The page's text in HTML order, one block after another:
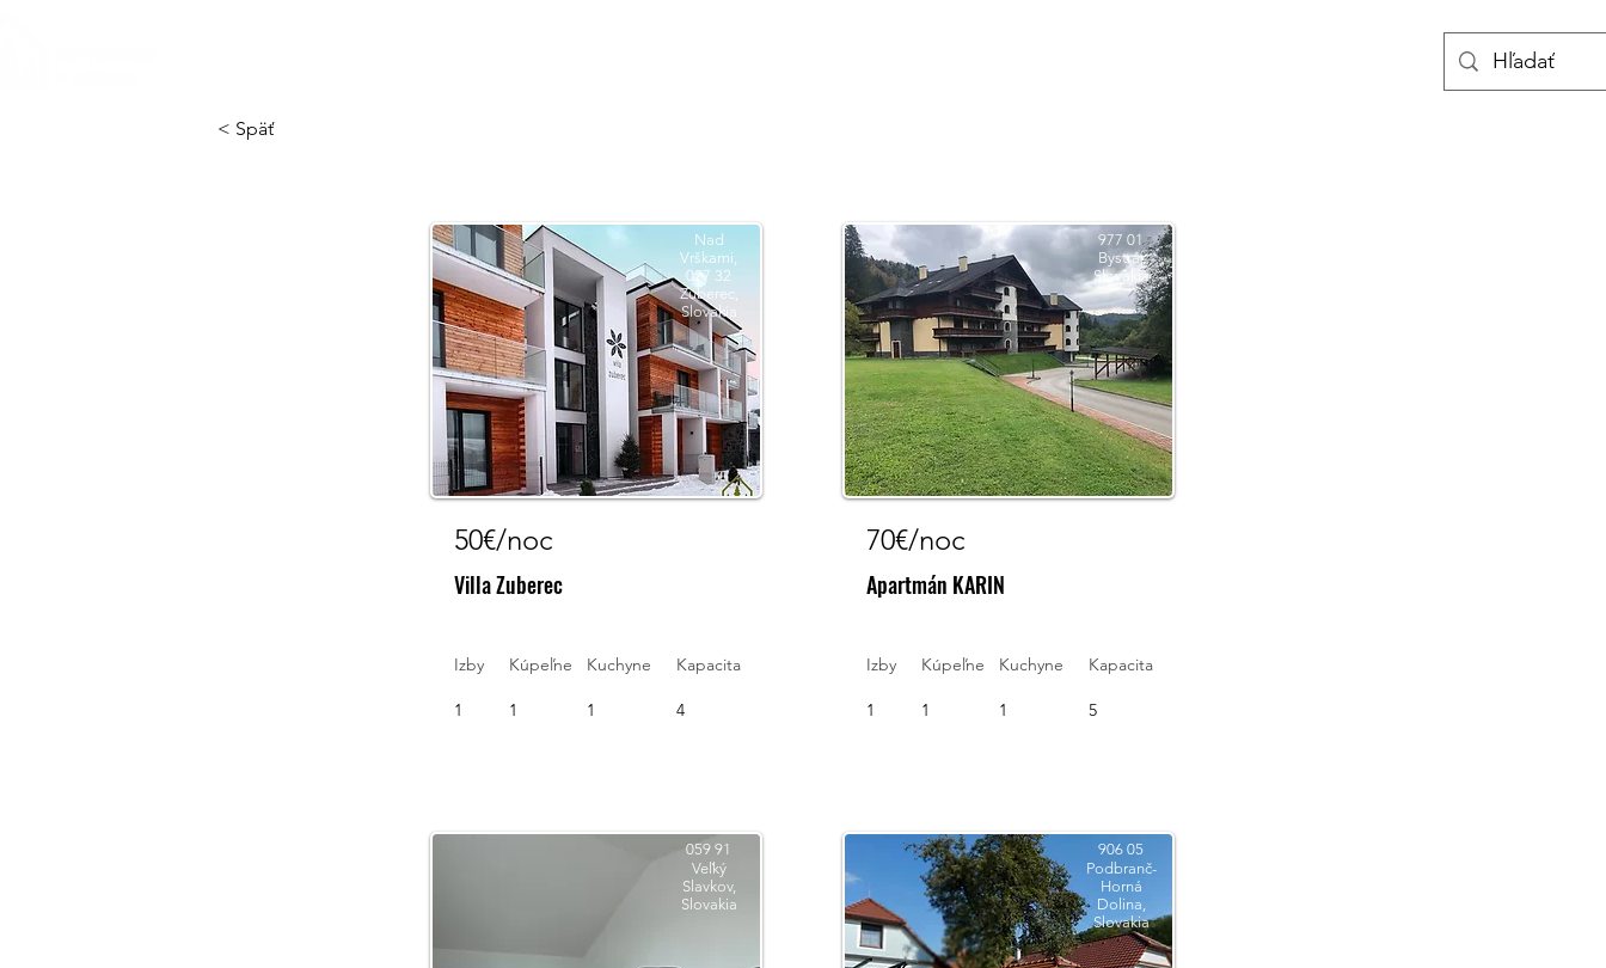
< Späť
Nad
Vrškami,
027 32
Zuberec,
Slovakia
50€/noc
Villa Zuberec
Izby Kúpeľne Kuchyne Kapacita
1 1 1 4
059 91
Veľký
Slavkov,
Slovakia
977 01
Bystrá,
Slovakia
70€/noc
Apartmán KARIN
Izby Kúpeľne Kuchyne Kapacita
1 1 1 5
906 05
Podbranč-
Horná
Dolina,
Slovakia